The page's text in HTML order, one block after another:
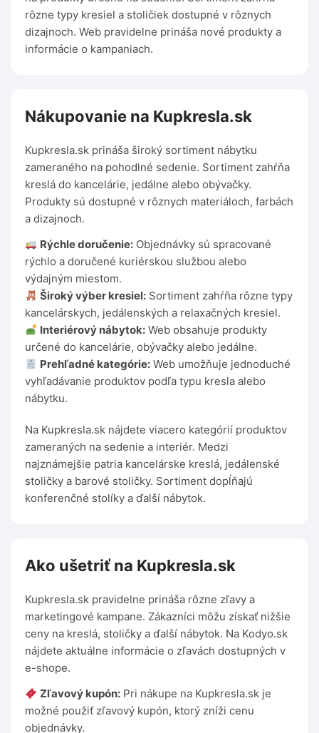
rôzne typy kresiel a stoličiek dostupné v rôznych
dizajnoch. Web pravidelne prináša nové produkty a
informácie o kampaniach.
Nákupovanie na Kupkresla.sk
Kupkresla.sk prináša široký sortiment nábytku
zameraného na pohodlné sedenie. Sortiment zahŕňa
kreslá do kancelárie, jedálne alebo obývačky.
Produkty sú dostupné v rôznych materiáloch, farbách
a dizajnoch.
Rýchle doručenie: Objednávky sú spracované
rýchlo a doručené kuriérskou službou alebo
výdajným miestom.
Široký výber kresiel: Sortiment zahŕňa rôzne typy
kancelárskych, jedálenských a relaxačných kresiel.
Interiérový nábytok: Web obsahuje produkty
určené do kancelárie, obývačky alebo jedálne.
Prehľadné kategórie: Web umožňuje jednoduché
vyhľadávanie produktov podľa typu kresla alebo
nábytku.
Na Kupkresla.sk nájdete viacero kategórií produktov
zameraných na sedenie a interiér. Medzi
najznámejšie patria kancelárske kreslá, jedálenské
stoličky a barové stoličky. Sortiment dopĺňajú
konferenčné stolíky a ďalší nábytok.
Ako ušetriť na Kupkresla.sk
Kupkresla.sk pravidelne prináša rôzne zľavy a
marketingové kampane. Zákazníci môžu získať nižšie
ceny na kreslá, stoličky a ďalší nábytok. Na Kodyo.sk
nájdete aktuálne informácie o zľavách dostupných v
e-shope.
Zľavový kupón: Pri nákupe na Kupkresla.sk je
možné použiť zľavový kupón, ktorý zníži cenu
objednávky.